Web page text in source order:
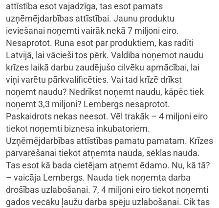
attīstība esot vajadzīga, tas esot pamats
uzņēmējdarbības attīstībai. Jaunu produktu
ieviešanai noņemti vairāk nekā 7 miljoni eiro.
Nesaprotot. Runa esot par produktiem, kas radīti
Latvijā, lai vācieši tos pērk. Valdība noņemot naudu
krīzes laikā darbu zaudējušo cilvēku apmācībai, lai
viņi varētu pārkvalificēties. Vai tad krīzē drīkst
noņemt naudu? Nedrīkst noņemt naudu, kāpēc tiek
noņemt 3,3 miljoni? Lembergs nesaprotot.
Paskaidrots nekas neesot. Vēl trakāk – 4 miljoni eiro
tiekot noņemti biznesa inkubatoriem.
Uzņēmējdarbības attīstības pamatu pamatam. Krīzes
pārvarēšanai tiekot atņemta nauda, sēklas nauda.
Tas esot kā bada cietējam atņemt ēdamo. Nu, kā tā?
– vaicāja Lembergs. Nauda tiek noņemta darba
drošības uzlabošanai. 7, 4 miljoni eiro tiekot noņemti
gados vecāku ļaužu darba spēju uzlabošanai. Cik tas